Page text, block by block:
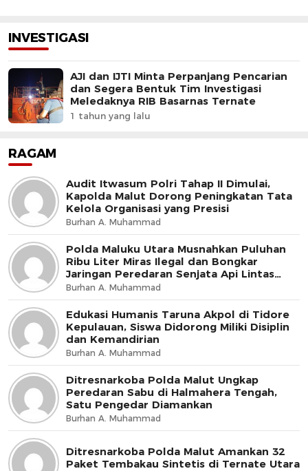
INVESTIGASI
AJI dan IJTI Minta Perpanjang Pencarian
dan Segera Bentuk Tim Investigasi
Meledaknya RIB Basarnas Ternate
1 tahun yang lalu
RAGAM
Audit Itwasum Polri Tahap II Dimulai,
Kapolda Malut Dorong Peningkatan Tata
Kelola Organisasi yang Presisi
Burhan A. Muhammad
Polda Maluku Utara Musnahkan Puluhan
Ribu Liter Miras Ilegal dan Bongkar
Jaringan Peredaran Senjata Api Lintas
Negara
Burhan A. Muhammad
Edukasi Humanis Taruna Akpol di Tidore
Kepulauan, Siswa Didorong Miliki Disiplin
dan Kemandirian
Burhan A. Muhammad
Ditresnarkoba Polda Malut Ungkap
Peredaran Sabu di Halmahera Tengah,
Satu Pengedar Diamankan
Burhan A. Muhammad
Ditresnarkoba Polda Malut Amankan 32
Paket Tembakau Sintetis di Ternate Utara